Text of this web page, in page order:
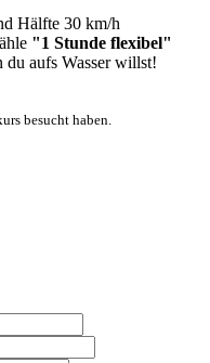
Hälfte 30 km/h
"1 Stunde flexibel"
du aufs Wasser willst!
besucht haben.